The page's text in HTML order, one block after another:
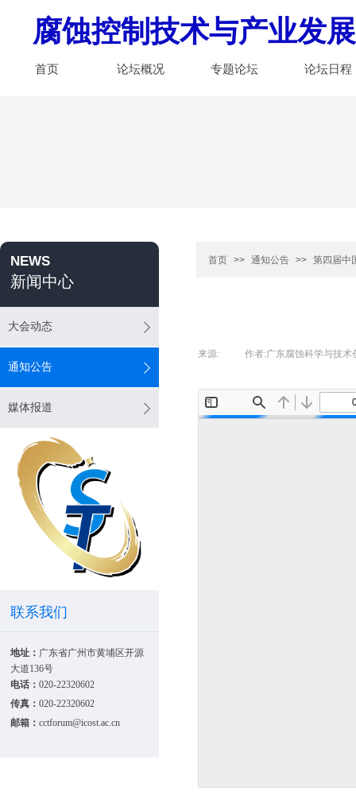
首页 论坛概况 专题论坛 论坛日程
腐蚀控制技术与产业发
NEWS
新闻中心
首页 >> 通知公告 >> 第四届中
大会动态
通知公告
媒体报道
来源: 作者:广东腐蚀科学与技术
地址： 广东省广州市黄埔区开源
大道136号
电话： 020-22320602
传真： 020-22320602
邮箱： cctforum@icost.ac.cn
联系我们